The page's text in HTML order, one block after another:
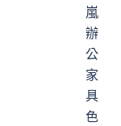
嵐
辦
公
家
具
色